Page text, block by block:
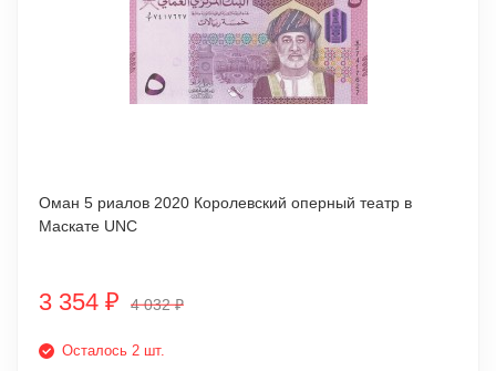
Оман 5 риалов 2020 Королевский оперный театр в
Маскате UNC
3 354 ₽ 4 032₽
Осталось 2 шт.